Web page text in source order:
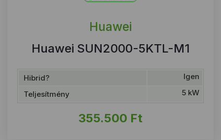
Huawei
Huawei SUN2000-5KTL-M1
Hibrid?
Igen
Teljesítmény
5 kW
355.500 Ft